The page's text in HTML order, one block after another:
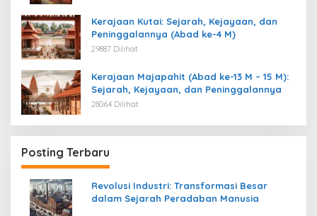
Kerajaan Kutai: Sejarah, Kejayaan, dan
Peninggalannya (Abad ke-4 M)
29887 Dilihat
Kerajaan Majapahit (Abad ke-13 M – 15 M):
Sejarah, Kejayaan, dan Peninggalannya
28064 Dilihat
Posting Terbaru
Revolusi Industri: Transformasi Besar
dalam Sejarah Peradaban Manusia